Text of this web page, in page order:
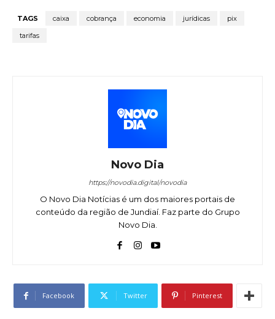
TAGS caixa cobrança economia jurídicas
pix
tarifas
Novo Dia
https://novodia.digital/novodia
O Novo Dia Notícias é um dos maiores portais de
conteúdo da região de Jundiaí. Faz parte do Grupo
Novo Dia.
Facebook Twitter Pinterest